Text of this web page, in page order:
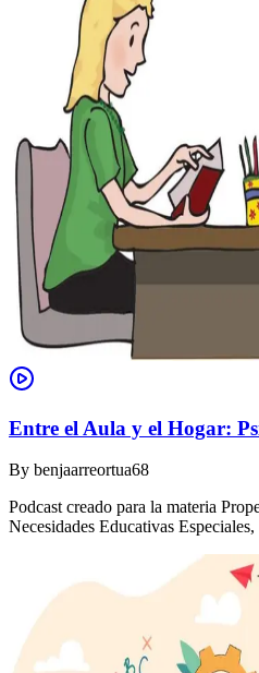
Entre el Aula y el Hogar:
By benjaarreortua68
Podcast creado para la materia
Necesidades Educativas